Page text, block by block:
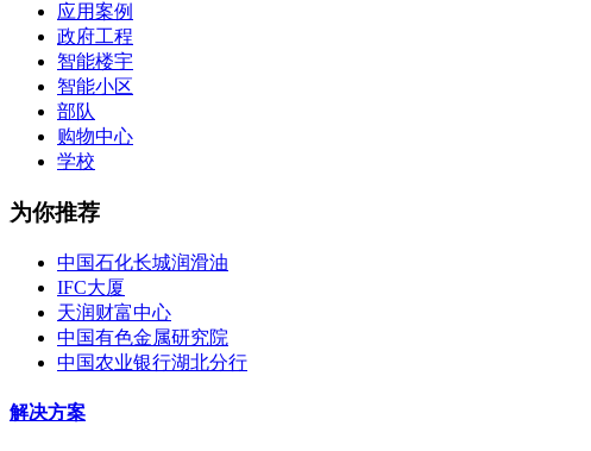
应用案例
政府工程
智能楼宇
智能小区
部队
购物中心
学校
为你推荐
中国石化长城润滑油
IFC大厦
天润财富中心
中国有色金属研究院
中国农业银行湖北分行
解决方案